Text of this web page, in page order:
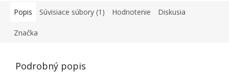
Popis Súvisiace súbory (1) Hodnotenie Diskusia
Značka
Podrobný popis